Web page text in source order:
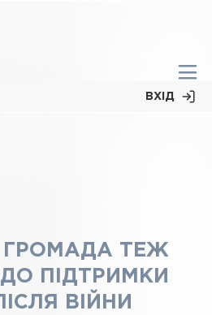
ВХІД
ГРОМАДА ТЕЖ
ПІДТРИМКИ
ВІЙНИ